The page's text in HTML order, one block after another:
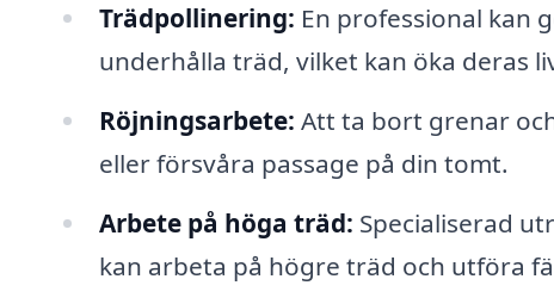
Trädpollinering: En professional kan
underhålla träd, vilket kan öka deras
Röjningsarbete: Att ta bort grenar
eller försvåra passage på din tomt.
Arbete på höga träd: Specialiserad
kan arbeta på högre träd och utföra